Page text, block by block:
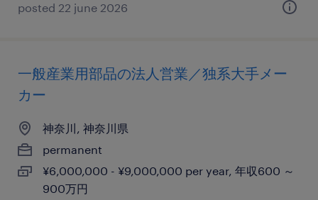
posted 22 june 2026
一般産業用部品の法人営業／独系大手メー
カー
神奈川, 神奈川県
permanent
¥6,000,000 - ¥9,000,000 per year, 年収600 ～
900万円